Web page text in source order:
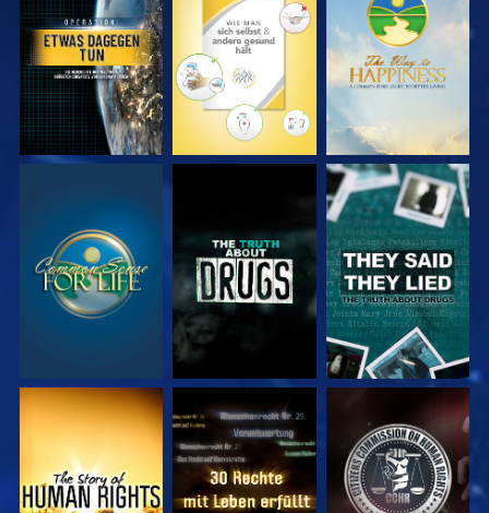
ANSEHEN ANSEHEN ANSEHEN
ANSEHEN ANSEHEN ANSEHEN
ANSEHEN ANSEHEN ANSEHEN